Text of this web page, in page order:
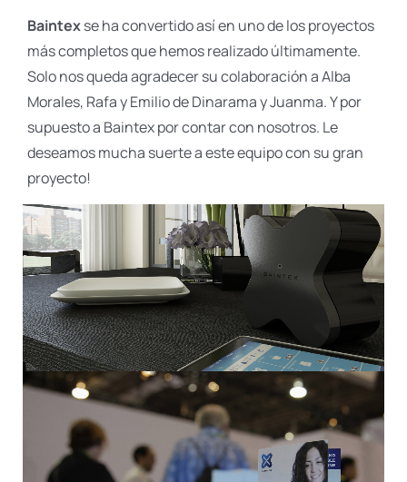
Baintexse ha convertido así en uno de los proyectos
más completos que hemos realizado últimamente.
Solo nos queda agradecer su colaboración a Alba
Morales, Rafa y Emilio de Dinarama y Juanma. Y por
supuesto a Baintex por contar con nosotros. Le
deseamos mucha suerte a este equipo con su gran
proyecto!